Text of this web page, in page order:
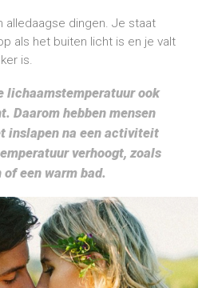
alledaagse dingen. Je staat
als het buiten licht is en je valt
is.
lichaamstemperatuur ook
Daarom hebben mensen
inslapen na een activiteit
verhoogt, zoals
of een warm bad.